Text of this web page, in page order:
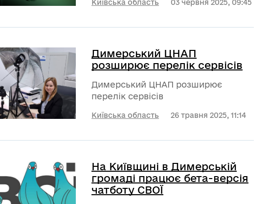
Київська область 03 червня 2025, 09:45
Димерський ЦНАП
розширює перелік сервісів
Димерський ЦНАП розширює
перелік сервісів
Київська область 26 травня 2025, 11:14
На Київщині в Димерській
громаді працює бета-версія
чатботу СВОЇ